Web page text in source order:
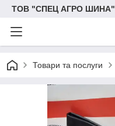
ТОВ "СПЕЦ АГРО ШИНА"
Товари та послуги